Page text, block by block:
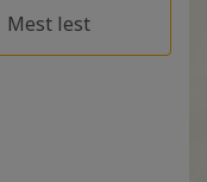
Mest lest